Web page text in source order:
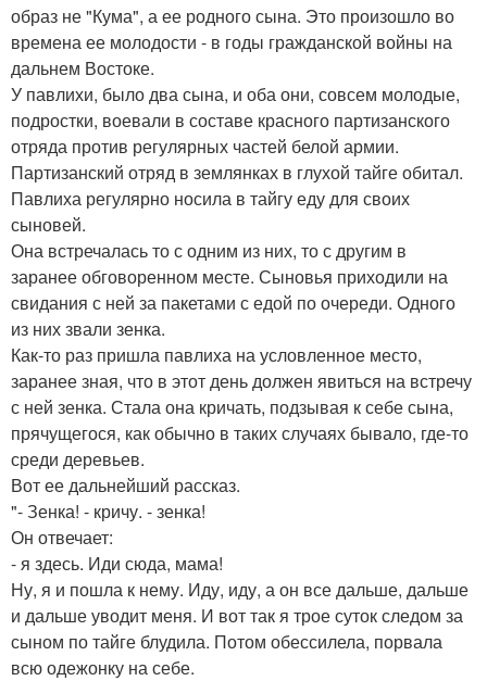
образ не "Кума", а ее родного сына. Это произошло во
времена ее молодости - в годы гражданской войны на
дальнем Востоке.
У павлихи, было два сына, и оба они, совсем молодые,
подростки, воевали в составе красного партизанского
отряда против регулярных частей белой армии.
Партизанский отряд в землянках в глухой тайге обитал.
Павлиха регулярно носила в тайгу еду для своих
сыновей.
Она встречалась то с одним из них, то с другим в
заранее обговоренном месте. Сыновья приходили на
свидания с ней за пакетами с едой по очереди. Одного
из них звали зенка.
Как-то раз пришла павлиха на условленное место,
заранее зная, что в этот день должен явиться на встречу
с ней зенка. Стала она кричать, подзывая к себе сына,
прячущегося, как обычно в таких случаях бывало, где-то
среди деревьев.
Вот ее дальнейший рассказ.
"- Зенка! - кричу. - зенка!
Он отвечает:
- я здесь. Иди сюда, мама!
Ну, я и пошла к нему. Иду, иду, а он все дальше, дальше
и дальше уводит меня. И вот так я трое суток следом за
сыном по тайге блудила. Потом обессилела, порвала
всю одежонку на себе.